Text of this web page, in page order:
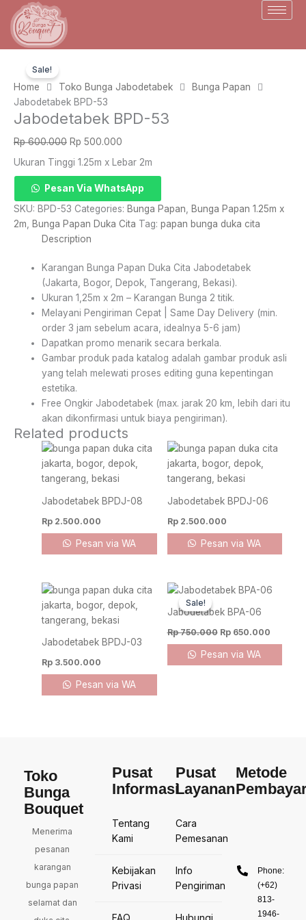
content
Sale!
Home Toko Bunga Jabodetabek
Bunga Papan
Jabodetabek BPD-53
Jabodetabek BPD-53
Rp600.000 Original
was:
Rp 600.000.
Rp 500.000
is:
Rp 500.000.
Ukuran Tinggi 1.25m x Lebar 2m
Jabodetabek
BPD-
53
quantity
Pesan Via WhatsApp
SKU: BPD-53 Categories: Bunga Papan
Bunga Papan 1.25m x
2m
Bunga Papan Duka Cita Tag: papan bunga duka cita
Description
Karangan Bunga Papan Duka Cita Jabodetabek
(Jakarta, Bogor, Depok, Tangerang, Bekasi).
Ukuran 1,25m x 2m – Karangan Bunga 2 titik.
Melayani Pengiriman Cepat | Same Day Delivery (min.
order 3 jam sebelum acara, idealnya 5-6 jam)
Dapatkan promo menarik secara berkala.
Gambar produk pada katalog adalah gambar produk asli
yang telah melewati proses editing guna kepentingan
estetika.
Free Ongkir Jabodetabek (max. jarak 20 km, lebih dari itu
akan dikonfirmasi untuk biaya pengiriman).
Related products
Jabodetabek BPDJ-08
Rp 2.500.000
Pesan via WA
Jabodetabek BPDJ-06
Rp2.500.000
Pesan via WA
Jabodetabek BPDJ-03
Rp 3.500.000
Pesan via WA
Sale!
Sale!
Jabodetabek BPA-06
Rp750.000
Original
was:
Rp650.000
Current
Pesan via WA
Toko
Bunga
Bouquet
Menerima
pesanan
karangan
bunga papan
selamat dan
Pusat
Informasi
Tentang
Kami
Kebijakan
Privasi
Pusat
Layanan
Cara
Pemesanan
Info
Pengiriman
Metode
Phone:
(+62)
813-
1946-